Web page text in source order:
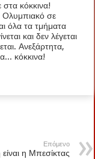
κόκκινα!
Ολυμπιακό σε
όλα τα τμήματα
και δεν λέγεται
Ανεξάρτητα,
κόκκινα!
Επόμενο
η Μπεσίκτας